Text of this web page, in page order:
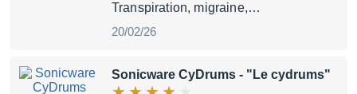
Transpiration, migraine,…
20/02/26
Sonicware CyDrums - "Le cydrums"